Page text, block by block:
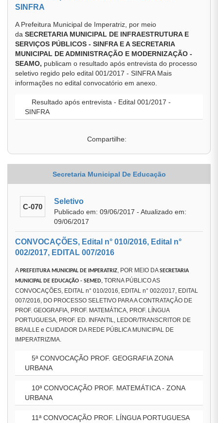
SINFRA
A Prefeitura Municipal de Imperatriz, por meio
da SECRETARIA MUNICIPAL DE INFRAESTRUTURA E
SERVIÇOS PÚBLICOS - SINFRA E A SECRETARIA
MUNICIPAL DE ADMINISTRAÇÃO E MODERNIZAÇÃO -
SEAMO, publicam o resultado após entrevista do processo
seletivo regido pelo edital 001/2017 - SINFRA Mais
informações no edital convocatório em anexo.
Resultado após entrevista - Edital 001/2017 -
SINFRA
Compartilhe:
Secretaria Municipal De Educação
C-070
Seletivo
Publicado em: 09/06/2017 - Atualizado em:
09/06/2017
CONVOCAÇÕES, Edital n° 010/2016, Edital n°
002/2017, EDITAL 007/2016
A PREFEITURA MUNICIPAL DE IMPERATRIZ, POR MEIO DASECRETARIA
MUNICIPAL DE EDUCAÇÃO - SEMED, TORNA PÚBLICO AS
CONVOCAÇÕES, EDITAL n° 010/2016, EDITAL n° 002/2017, EDITAL
007/2016, DO PROCESSO SELETIVO PARA A CONTRATAÇÃO DE
PROF. GEOGRAFIA, PROF. MATEMÁTICA, PROF. LÍNGUA
PORTUGUESA, PROF. ED. INFANTIL, LEDOR/TRANSCRITOR DE
BRAILLE e CUIDADOR DA REDE PÚBLICA MUNICIPAL DE
IMPERATRIZ/MA.
5ª CONVOCAÇÃO PROF. GEOGRAFIA ZONA
URBANA
10ª CONVOCAÇÃO PROF. MATEMÁTICA - ZONA
URBANA
11ª CONVOCAÇÃO PROF. LÍNGUA PORTUGUESA